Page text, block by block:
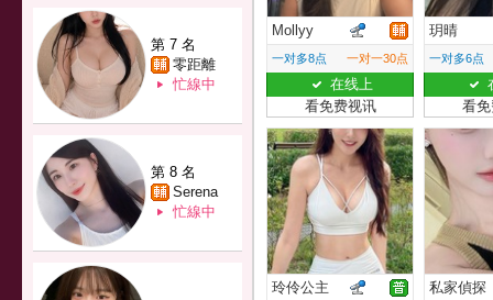
第 7 名
零距離
忙線中
第 8 名
Serena
忙線中
Mollyy
一对多8点 一对一30点
在线上
看免费视讯
玥晴
一对多6点
看
玲伶公主 私家偵探